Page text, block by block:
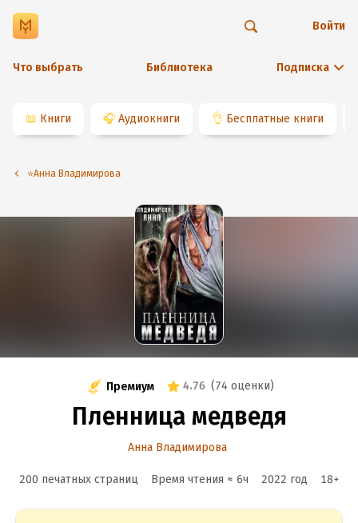
Что выбрать Библиотека Подписка
Войти
📖 Книги 🎧 Аудиокниги 👌 Бесплатные книги
⭐️Анна Владимирова
Премиум 4.76 (74 оценки)
Пленница медведя
Анна Владимирова
200 печатных страниц Время чтения ≈ 6ч 2022 год 18+